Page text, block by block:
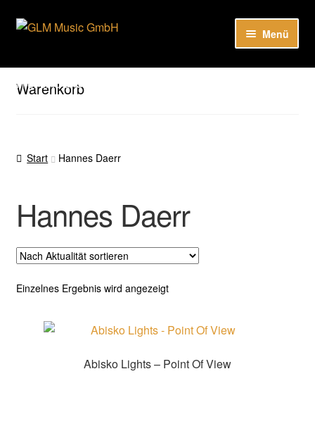
Hier sind unsere Neuigkeiten zu hören: Spotify
Zur
Zum
Menü
Unser Katalog
Warenkorb
Start Hannes Daerr
Hannes Daerr
Einzelnes Ergebnis wird angezeigt
Abisko Lights – Point Of View